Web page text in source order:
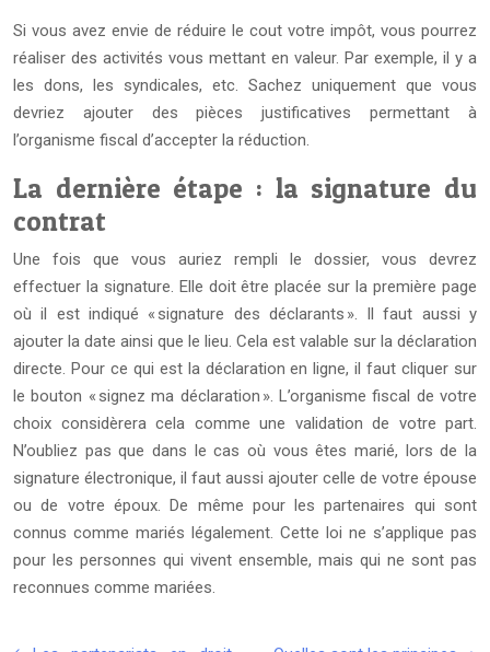
Si vous avez envie de réduire le cout votre impôt, vous pourrez
réaliser des activités vous mettant en valeur. Par exemple, il y a
les dons, les syndicales, etc. Sachez uniquement que vous
devriez ajouter des pièces justificatives permettant à
l’organisme fiscal d’accepter la réduction.
La dernière étape : la signature du
contrat
Une fois que vous auriez rempli le dossier, vous devrez
effectuer la signature. Elle doit être placée sur la première page
où il est indiqué « signature des déclarants ». Il faut aussi y
ajouter la date ainsi que le lieu. Cela est valable sur la déclaration
directe. Pour ce qui est la déclaration en ligne, il faut cliquer sur
le bouton « signez ma déclaration ». L’organisme fiscal de votre
choix considèrera cela comme une validation de votre part.
N’oubliez pas que dans le cas où vous êtes marié, lors de la
signature électronique, il faut aussi ajouter celle de votre épouse
ou de votre époux. De même pour les partenaires qui sont
connus comme mariés légalement. Cette loi ne s’applique pas
pour les personnes qui vivent ensemble, mais qui ne sont pas
reconnues comme mariées.